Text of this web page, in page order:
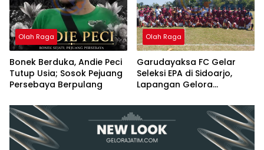
Olah Raga
Bonek Berduka, Andie Peci
Tutup Usia; Sosok Pejuang
Persebaya Berpulang
Olah Raga
Garudayaksa FC Gelar
Seleksi EPA di Sidoarjo,
Lapangan Gelora
Klub Nasional